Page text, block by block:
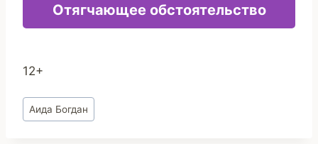
Отягчающее обстоятельство
12+
Метки
записи:
Аида Богдан